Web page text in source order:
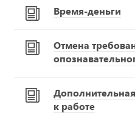
Время-деньги
Отмена
к работе